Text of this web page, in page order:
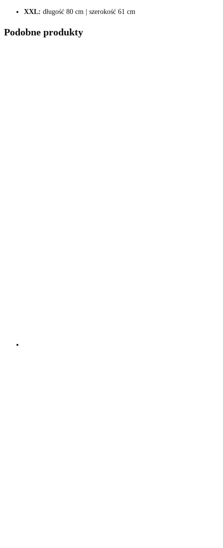
XXL: długość 80 cm | szerokość 61 cm
Podobne produkty